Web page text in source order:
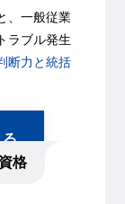
、一般従業
ラブル発生
断力と統括
る
格